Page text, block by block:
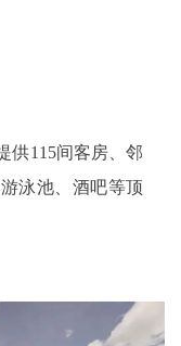
供115间客房、邻
泳池、酒吧等顶